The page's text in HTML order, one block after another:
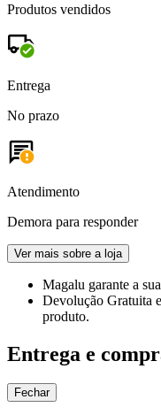
Produtos vendidos
Entrega
No prazo
Atendimento
Demora para responder
Ver mais sobre a loja
Magalu garante a
Devolução Gratuita
produto.
Entrega e
Fechar